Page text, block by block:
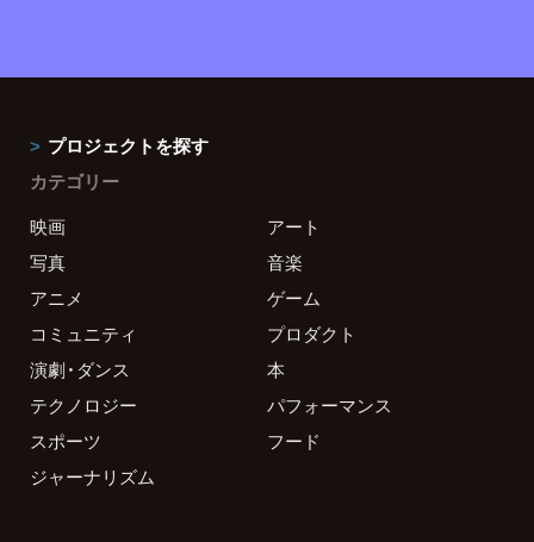
プロジェクトを探す
カテゴリー
映画
アート
写真
音楽
アニメ
ゲーム
コミュニティ
プロダクト
演劇・ダンス
本
テクノロジー
パフォーマンス
スポーツ
フード
ジャーナリズム